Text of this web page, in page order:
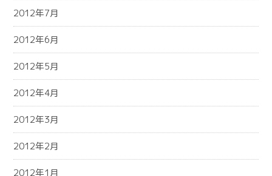
2012年7月
2012年6月
2012年5月
2012年4月
2012年3月
2012年2月
2012年1月